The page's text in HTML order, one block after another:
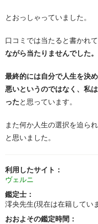
とおっしゃっていました。
口コミでは当たると書かれて
ながら当たりませんでした。
最終的には自分で人生を決
悪いというのではなく、私
ったと思っています。
また何か人生の選択を迫ら
と思いました。
利用したサイト：
ヴェルニ
鑑定士：
澪央先生(現在は在籍してい
おおよその鑑定時間：